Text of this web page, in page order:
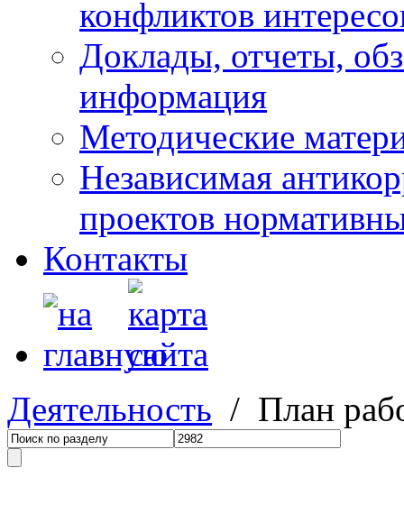
конфликтов
Доклады, отчеты,
информация
Методические
Независимая
проектов
Контакты
Деятельность / План